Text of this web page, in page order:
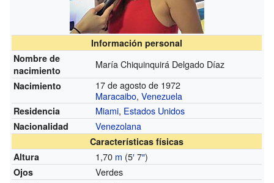
Información personal
Nombre de
nacimiento
María Chiquinquirá Delgado Díaz
Nacimiento
17 de agosto de 1972
Maracaibo,Venezuela
Residencia Miami, Estados Unidos
Nacionalidad Venezolana
Características físicas
Altura
1,70 m (5′7″)
Ojos Verdes